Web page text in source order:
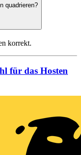
quadrieren?
korrekt.
für das Hosten